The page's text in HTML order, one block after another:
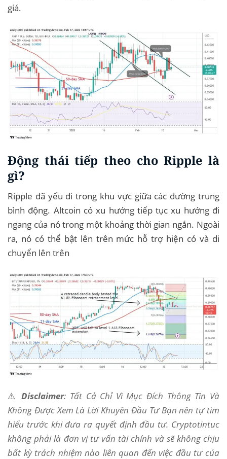
giá.
Động thái tiếp theo cho Ripple là
gì?
Ripple đã yếu đi trong khu vực giữa các đường trung
bình động. Altcoin có xu hướng tiếp tục xu hướng đi
ngang của nó trong một khoảng thời gian ngắn. Ngoài
ra, nó có thể bật lên trên mức hỗ trợ hiện có và di
chuyển lên trên
⚠️Disclaimer: Tất Cả Chỉ Vì Mục Đích Thông Tin Và
Không Được Xem Là Lời Khuyên Đầu Tư Bạn nên tự tìm
hiểu trước khi đưa ra quyết định đầu tư. Cryptotintuc
không phải là đơn vị tư vấn tài chính và sẽ không chịu
bất kỳ trách nhiệm nào liên quan đến việc đầu tư của